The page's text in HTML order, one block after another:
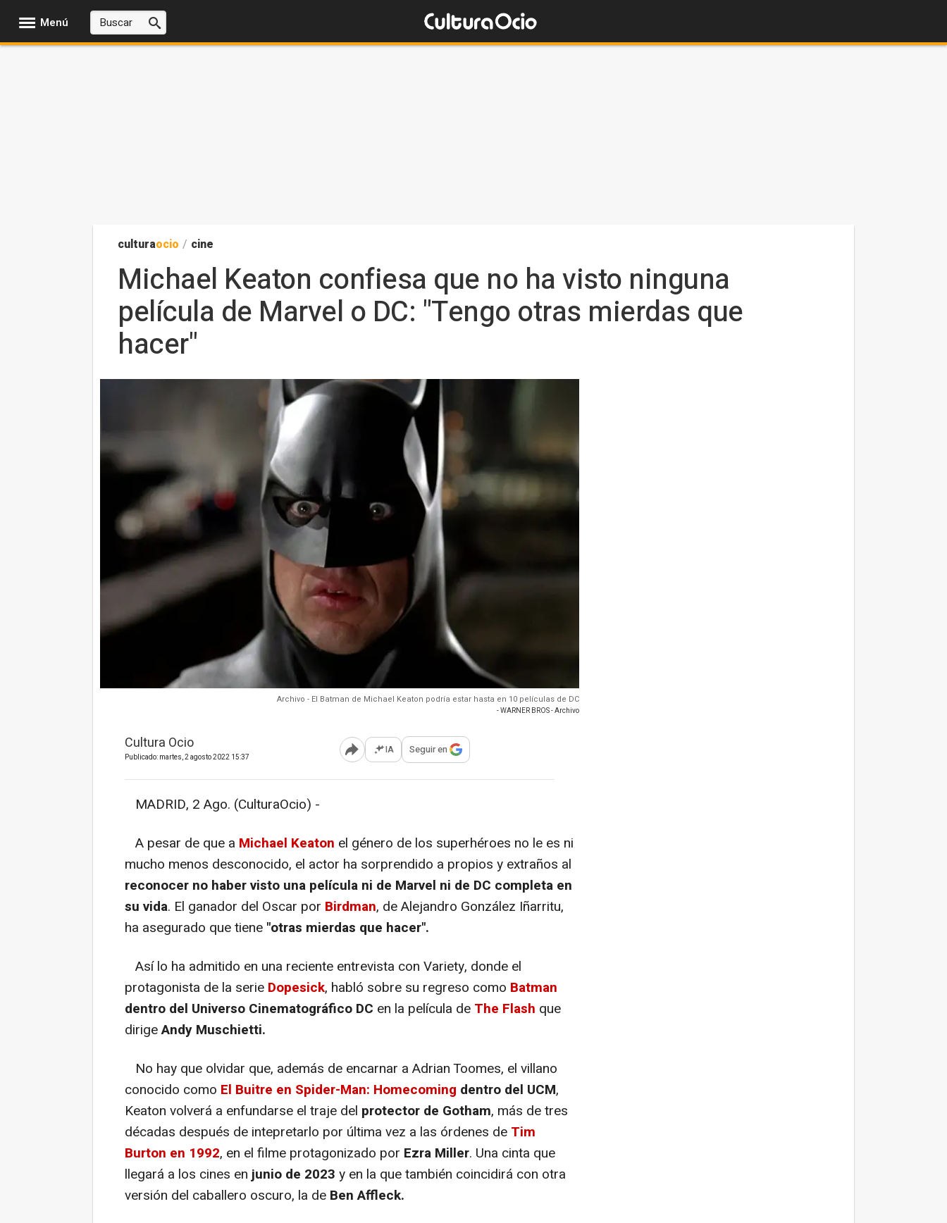
Menú
culturaocio / cine
Michael Keaton confiesa que no ha visto ninguna
película de Marvel o DC: "Tengo otras mierdas que
hacer"
Archivo - El Batman de Michael Keaton podría estar hasta en 10 películas de DC
- WARNER BROS - Archivo
Cultura Ocio
Publicado: martes, 2 agosto 2022 15:37 Abrir opciones para compartir
IA Seguir en
MADRID, 2 Ago. (CulturaOcio) -
A pesar de que a Michael Keaton el género de los superhéroes no le es ni
mucho menos desconocido, el actor ha sorprendido a propios y extraños al
reconocer no haber visto una película ni de Marvel ni de DC completa en
su vida. El ganador del Oscar por Birdman, de Alejandro González Iñarritu,
ha asegurado que tiene "otras mierdas que hacer".
Así lo ha admitido en una reciente entrevista con Variety, donde el
protagonista de la serie Dopesick, habló sobre su regreso como Batman
dentro del Universo Cinematográfico DC en la película de The Flash que
dirigeAndy Muschietti.
No hay que olvidar que, además de encarnar a Adrian Toomes, el villano
conocido como El Buitre en Spider-Man: Homecoming dentro del UCM,
Keaton volverá a enfundarse el traje del protector de Gotham, más de tres
décadas después de intepretarlo por última vez a las órdenes de Tim
Burton en 1992, en el filme protagonizado por Ezra Miller. Una cinta que
llegará a los cines en junio de 2023 y en la que también coincidirá con otra
versión del caballero oscuro, la de Ben Affleck.